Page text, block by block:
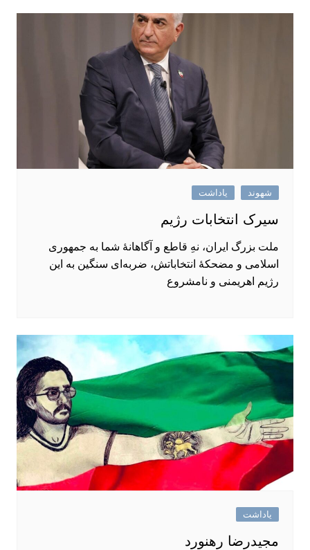
شهوند یاداشت
سیرک انتخابات رژیم
ملت بزرگ ایران، نهِ قاطع و آگاهانهٔ شما به جمهوری
اسلامی و مضحکهٔ انتخاباتش، ضربه‌ای سنگین به این
رژیم اهریمنی و نامشروع
یاداشت
مجیدرضا رهنورد